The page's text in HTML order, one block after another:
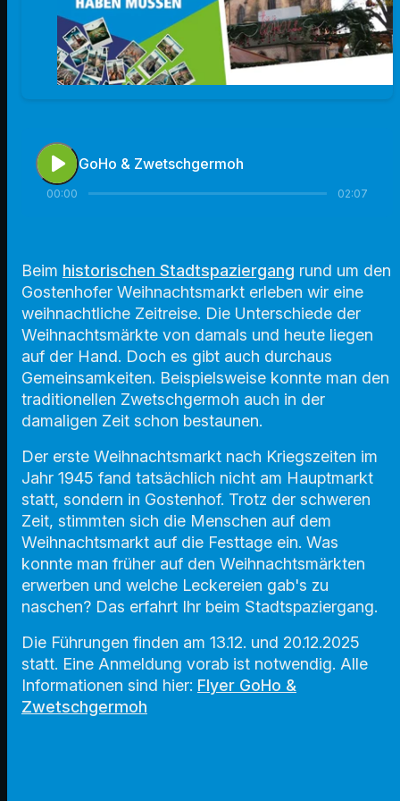
play_arrow GoHo & Zwetschgermoh
00:00 02:07
Beim historischen Stadtspaziergang rund um den
Gostenhofer Weihnachtsmarkt erleben wir eine
weihnachtliche Zeitreise. Die Unterschiede der
Weihnachtsmärkte von damals und heute liegen
auf der Hand. Doch es gibt auch durchaus
Gemeinsamkeiten. Beispielsweise konnte man den
traditionellen Zwetschgermoh auch in der
damaligen Zeit schon bestaunen.
Der erste Weihnachtsmarkt nach Kriegszeiten im
Jahr 1945 fand tatsächlich nicht am Hauptmarkt
statt, sondern in Gostenhof. Trotz der schweren
Zeit, stimmten sich die Menschen auf dem
Weihnachtsmarkt auf die Festtage ein. Was
konnte man früher auf den Weihnachtsmärkten
erwerben und welche Leckereien gab's zu
naschen? Das erfahrt Ihr beim Stadtspaziergang.
Die Führungen finden am 13.12. und 20.12.2025
statt. Eine Anmeldung vorab ist notwendig. Alle
Informationen sind hier: Flyer GoHo &
Zwetschgermoh